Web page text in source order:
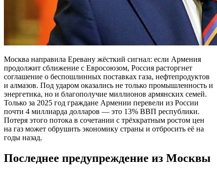
Москва направила Еревану жёсткий сигнал: если Армения
продолжит сближение с Евросоюзом, Россия расторгнет
соглашение о беспошлинных поставках газа, нефтепродуктов
и алмазов. Под ударом оказались не только промышленность и
энергетика, но и благополучие миллионов армянских семей.
Только за 2025 год граждане Армении перевели из России
почти 4 миллиарда долларов — это 13% ВВП республики.
Потеря этого потока в сочетании с трёхкратным ростом цен
на газ может обрушить экономику страны и отбросить её на
годы назад.
Последнее предупреждение из Москвы